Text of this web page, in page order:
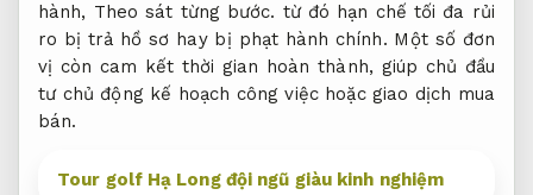
hành, Theo sát từng bước. từ đó hạn chế tối đa rủi
ro bị trả hồ sơ hay bị phạt hành chính. Một số đơn
vị còn cam kết thời gian hoàn thành, giúp chủ đầu
tư chủ động kế hoạch công việc hoặc giao dịch mua
bán.
Tour golf Hạ Long đội ngũ giàu kinh nghiệm